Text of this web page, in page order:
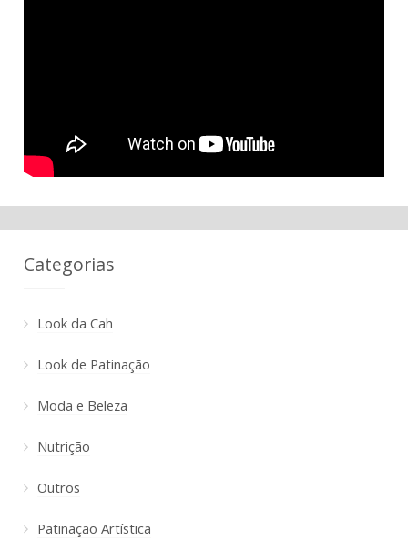
Categorias
Look da Cah
Look de Patinação
Moda e Beleza
Nutrição
Outros
Patinação Artística